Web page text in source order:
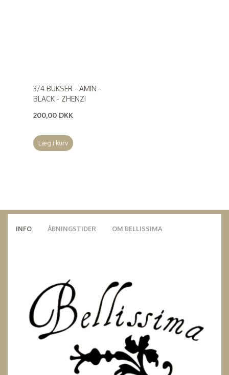
3/4 BUKSER - AMIN -
BLACK - ZHENZI
200,00 DKK
Læg i kurv
INFO ÅBNINGSTIDER OM BELLISSIMA